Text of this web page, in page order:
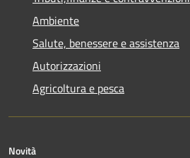
Ambiente
Salute, benessere e assistenza
Autorizzazioni
Agricoltura e pesca
Novità